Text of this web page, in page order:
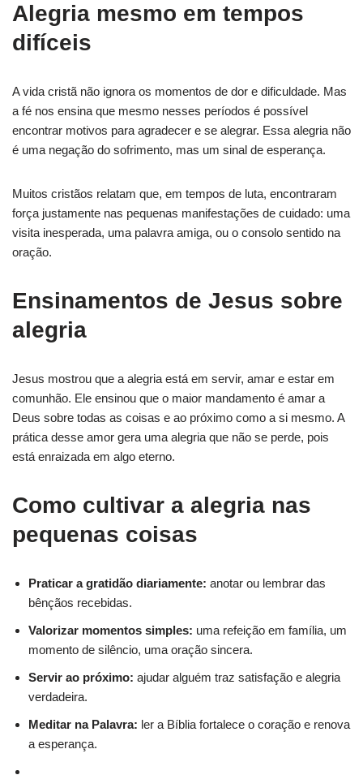
Alegria mesmo em tempos
difíceis
A vida cristã não ignora os momentos de dor e dificuldade. Mas
a fé nos ensina que mesmo nesses períodos é possível
encontrar motivos para agradecer e se alegrar. Essa alegria não
é uma negação do sofrimento, mas um sinal de esperança.
Muitos cristãos relatam que, em tempos de luta, encontraram
força justamente nas pequenas manifestações de cuidado: uma
visita inesperada, uma palavra amiga, ou o consolo sentido na
oração.
Ensinamentos de Jesus sobre
alegria
Jesus mostrou que a alegria está em servir, amar e estar em
comunhão. Ele ensinou que o maior mandamento é amar a
Deus sobre todas as coisas e ao próximo como a si mesmo. A
prática desse amor gera uma alegria que não se perde, pois
está enraizada em algo eterno.
Como cultivar a alegria nas
pequenas coisas
Praticar a gratidão diariamente: anotar ou lembrar das
bênçãos recebidas.
Valorizar momentos simples: uma refeição em família, um
momento de silêncio, uma oração sincera.
Servir ao próximo: ajudar alguém traz satisfação e alegria
verdadeira.
Meditar na Palavra: ler a Bíblia fortalece o coração e renova
a esperança.